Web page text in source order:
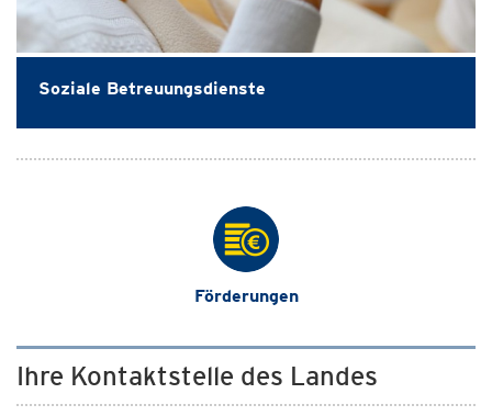
Soziale Betreuungsdienste
Förderungen
Ihre Kontaktstelle des Landes